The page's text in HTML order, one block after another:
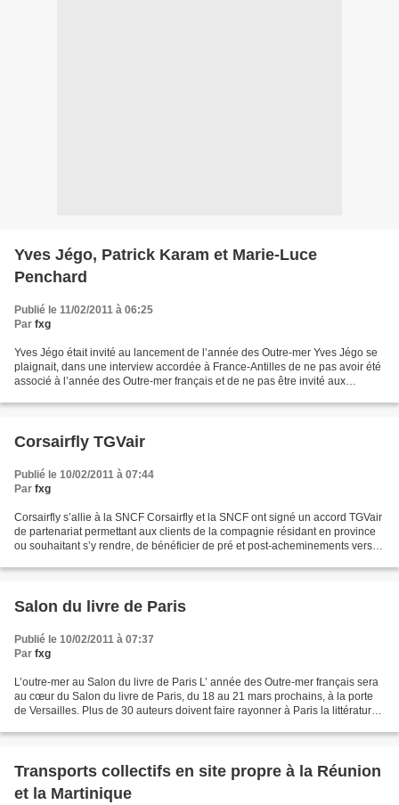
Yves Jégo, Patrick Karam et Marie-Luce
Penchard
Publié le 11/02/2011 à 06:25
Par fxg
Yves Jégo était invité au lancement de l’année des Outre-mer Yves Jégo se
plaignait, dans une interview accordée à France-Antilles de ne pas avoir été
associé à l’année des Outre-mer français et de ne pas être invité aux
Corsairfly TGVair
Publié le 10/02/2011 à 07:44
Par fxg
Corsairfly s’allie à la SNCF Corsairfly et la SNCF ont signé un accord TGVair
de partenariat permettant aux clients de la compagnie résidant en province
ou souhaitant s’y rendre, de bénéficier de pré et post-acheminements vers
Salon du livre de Paris
Publié le 10/02/2011 à 07:37
Par fxg
L’outre-mer au Salon du livre de Paris L’ année des Outre-mer français sera
au cœur du Salon du livre de Paris, du 18 au 21 mars prochains, à la porte
de Versailles. Plus de 30 auteurs doivent faire rayonner à Paris la littérature
Transports collectifs en site propre à la Réunion
et la Martinique